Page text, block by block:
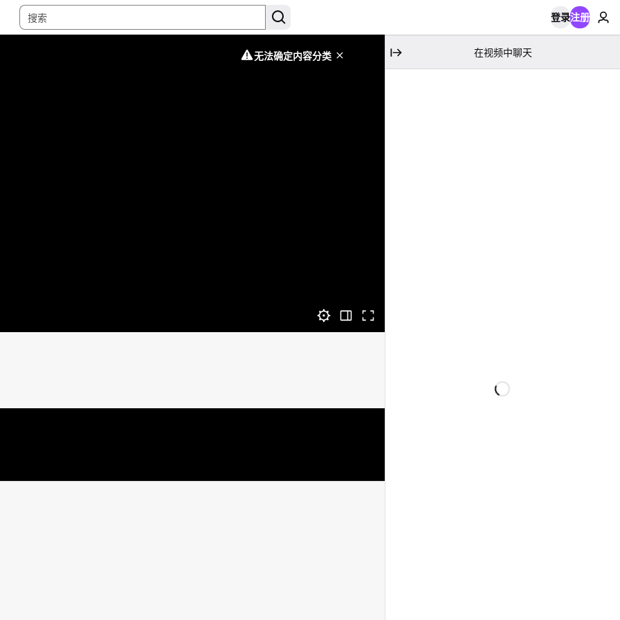
登录注册
无法确定内容分类 在视频中聊天